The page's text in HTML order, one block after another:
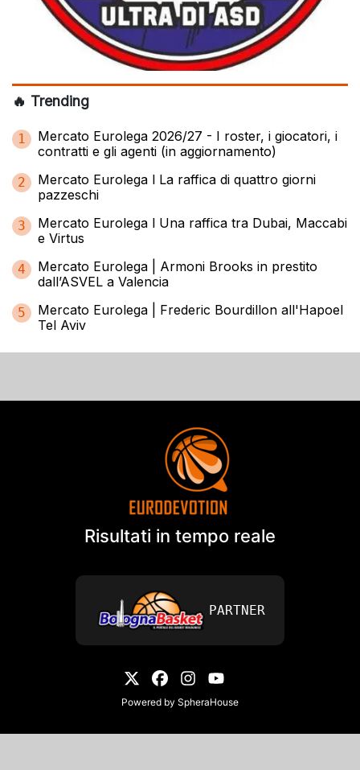
🔥 Trending
1
Mercato Eurolega 2026/27 - I roster, i giocatori, i
contratti e gli agenti (in aggiornamento)
2
Mercato Eurolega l La raffica di quattro giorni
pazzeschi
3
Mercato Eurolega l Una raffica tra Dubai, Maccabi
e Virtus
4
Mercato Eurolega | Armoni Brooks in prestito
dall’ASVEL a Valencia
5
Mercato Eurolega | Frederic Bourdillon all'Hapoel
Tel Aviv
Risultati in tempo reale
PARTNER
Powered by SpheraHouse